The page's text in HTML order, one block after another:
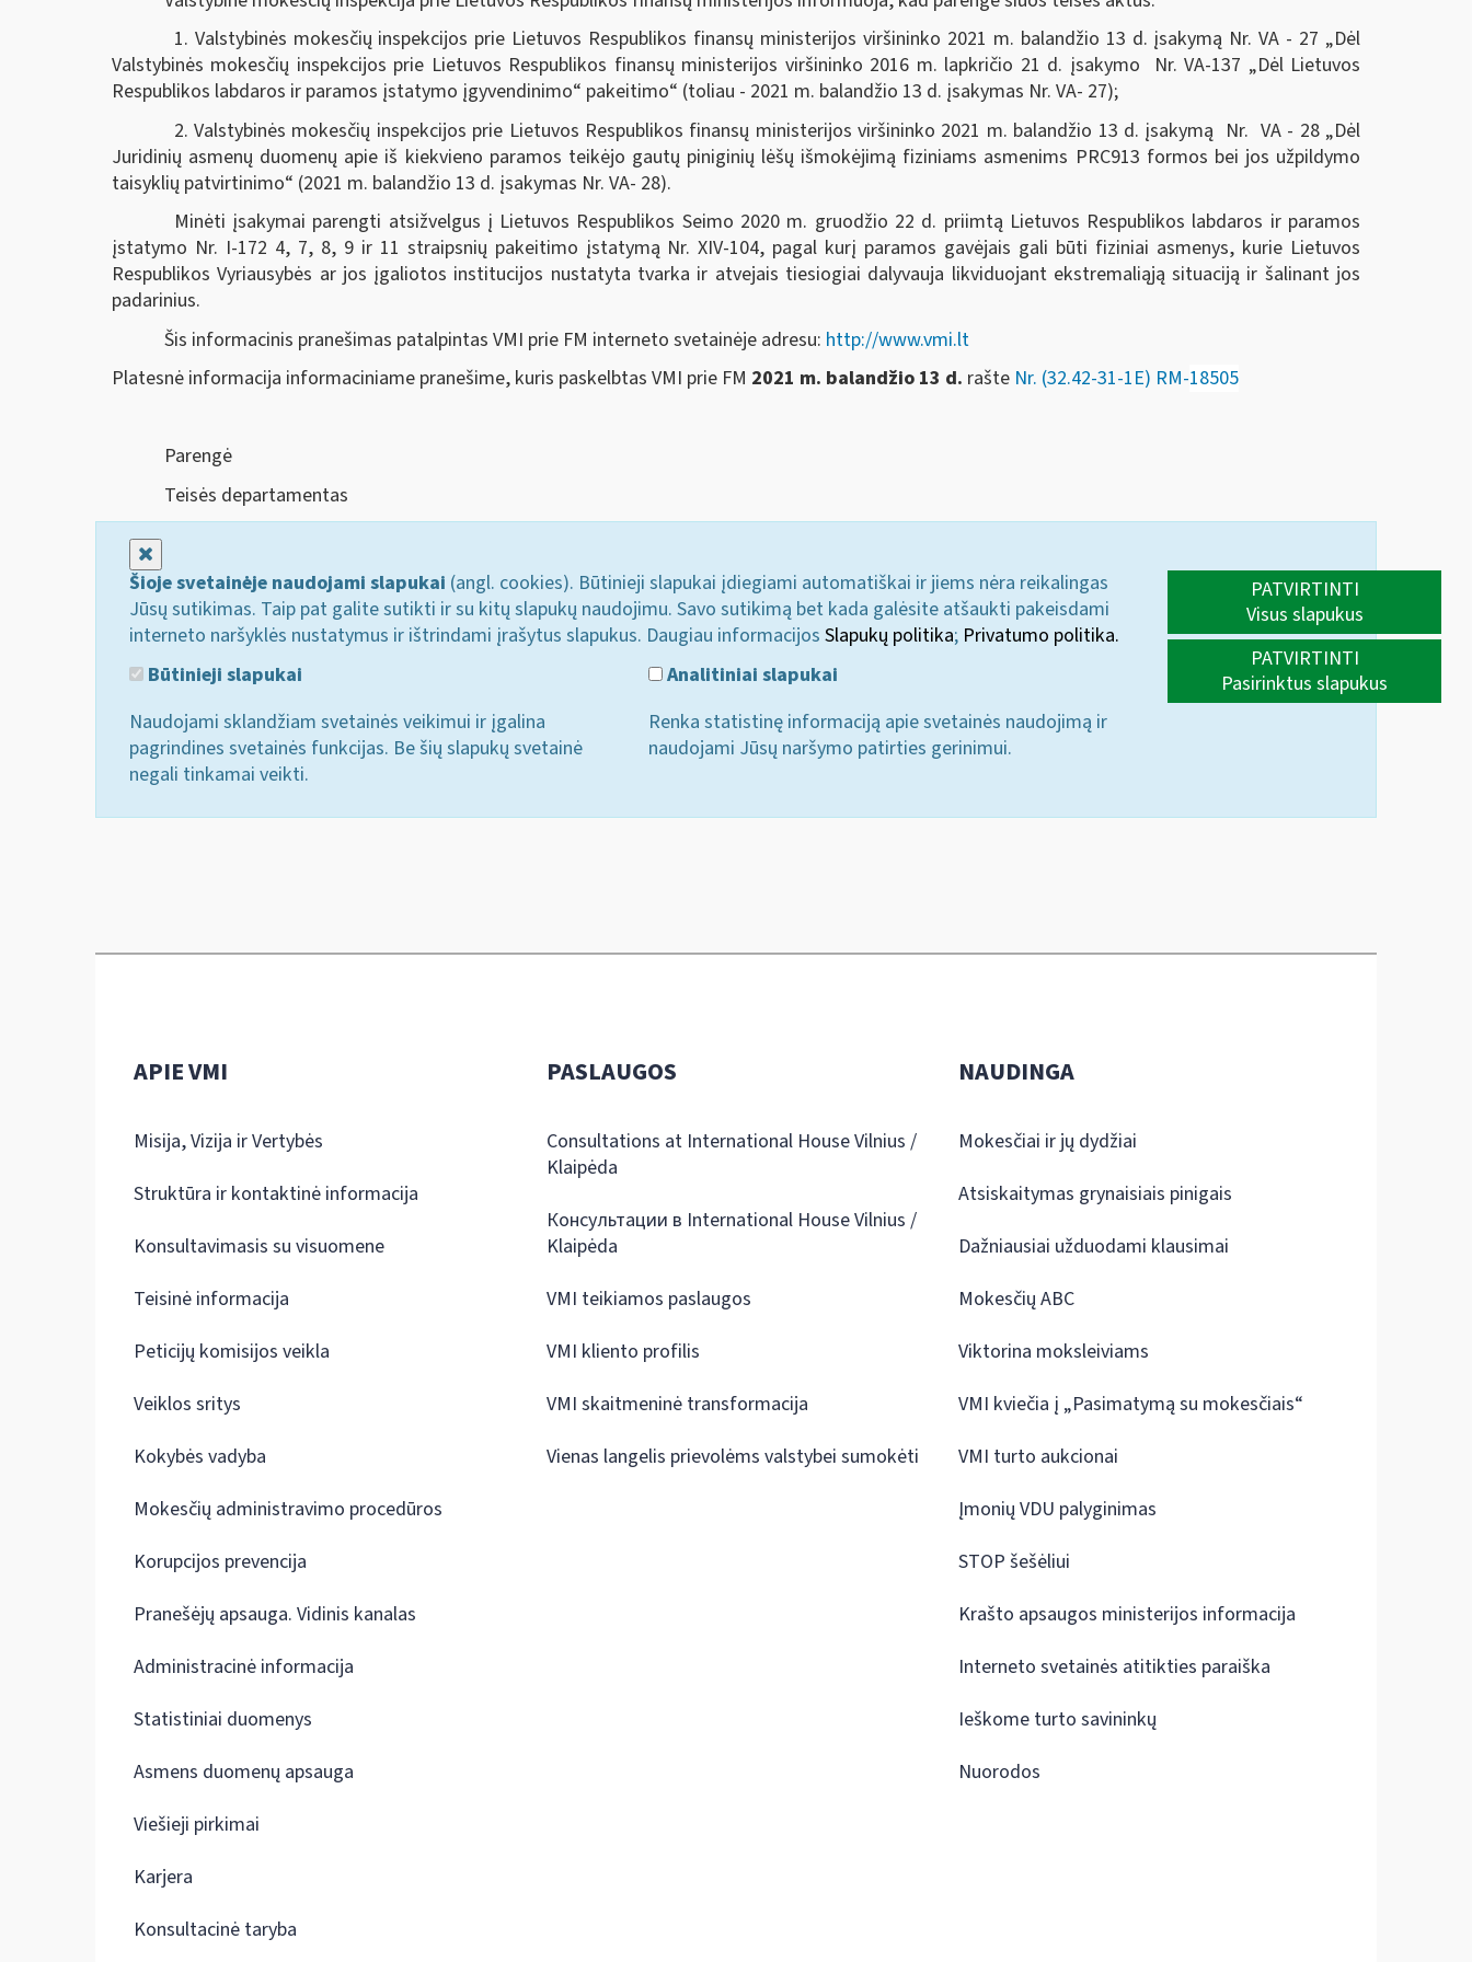
1. Valstybinės mokesčių inspekcijos prie Lietuvos Respublikos finansų ministerijos viršininko 2021 m. balandžio 13 d. įsakymą Nr. VA - 27 „Dėl
Valstybinės mokesčių inspekcijos prie Lietuvos Respublikos finansų ministerijos viršininko 2016 m. lapkričio 21 d. įsakymo Nr. VA-137 „Dėl Lietuvos
Respublikos labdaros ir paramos įstatymo įgyvendinimo“ pakeitimo“ (toliau - 2021 m. balandžio 13 d. įsakymas Nr. VA- 27);
2. Valstybinės mokesčių inspekcijos prie Lietuvos Respublikos finansų ministerijos viršininko 2021 m. balandžio 13 d. įsakymą Nr. VA - 28 „Dėl
Juridinių asmenų duomenų apie iš kiekvieno paramos teikėjo gautų piniginių lėšų išmokėjimą fiziniams asmenims PRC913 formos bei jos užpildymo
taisyklių patvirtinimo“ (2021 m. balandžio 13 d. įsakymas Nr. VA- 28).
Minėti įsakymai parengti atsižvelgus į Lietuvos Respublikos Seimo 2020 m. gruodžio 22 d. priimtą Lietuvos Respublikos labdaros ir paramos
įstatymo Nr. I-172 4, 7, 8, 9 ir 11 straipsnių pakeitimo įstatymą Nr. XIV-104, pagal kurį paramos gavėjais gali būti fiziniai asmenys, kurie Lietuvos
Respublikos Vyriausybės ar jos įgaliotos institucijos nustatyta tvarka ir atvejais tiesiogiai dalyvauja likviduojant ekstremaliąją situaciją ir šalinant jos
padarinius.
Šis informacinis pranešimas patalpintas VMI prie FM interneto svetainėje adresu: http://www.vmi.lt
Platesnė informacija informaciniame pranešime, kuris paskelbtas VMI prie FM 2021 m. balandžio 13 d. rašte Nr. (32.42-31-1E) RM-18505
Parengė
Teisės departamentas
Šioje svetainėje naudojami slapukai (angl. cookies). Būtinieji slapukai įdiegiami automatiškai ir jiems nėra reikalingas
Jūsų sutikimas. Taip pat galite sutikti ir su kitų slapukų naudojimu. Savo sutikimą bet kada galėsite atšaukti pakeisdami
interneto naršyklės nustatymus ir ištrindami įrašytus slapukus. Daugiau informacijos Slapukų politika; Privatumo politika.
Būtinieji slapukai
Naudojami sklandžiam svetainės veikimui ir įgalina
pagrindines svetainės funkcijas. Be šių slapukų svetainė
negali tinkamai veikti.
Analitiniai slapukai
Renka statistinę informaciją apie svetainės naudojimą ir
naudojami Jūsų naršymo patirties gerinimui.
PATVIRTINTI
Visus slapukus
PATVIRTINTI
Pasirinktus slapukus
APIE VMI
Misija, Vizija ir Vertybės
Struktūra ir kontaktinė informacija
Konsultavimasis su visuomene
Teisinė informacija
Peticijų komisijos veikla
Veiklos sritys
Kokybės vadyba
Mokesčių administravimo procedūros
Korupcijos prevencija
Pranešėjų apsauga. Vidinis kanalas
Administracinė informacija
Statistiniai duomenys
Asmens duomenų apsauga
Viešieji pirkimai
Karjera
Konsultacinė taryba
PASLAUGOS
Consultations at International House Vilnius /
Klaipėda
Консультации в International House Vilnius /
Klaipėda
VMI teikiamos paslaugos
VMI kliento profilis
VMI skaitmeninė transformacija
Vienas langelis prievolėms valstybei sumokėti
NAUDINGA
Mokesčiai ir jų dydžiai
Atsiskaitymas grynaisiais pinigais
Dažniausiai užduodami klausimai
Mokesčių ABC
Viktorina moksleiviams
VMI kviečia į „Pasimatymą su mokesčiais“
VMI turto aukcionai
Įmonių VDU palyginimas
STOP šešėliui
Krašto apsaugos ministerijos informacija
Interneto svetainės atitikties paraiška
Ieškome turto savininkų
Nuorodos